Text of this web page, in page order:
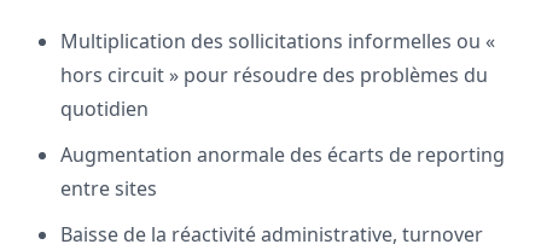
Multiplication des sollicitations informelles ou «
hors circuit » pour résoudre des problèmes du
quotidien
Augmentation anormale des écarts de reporting
entre sites
Baisse de la réactivité administrative, turnover